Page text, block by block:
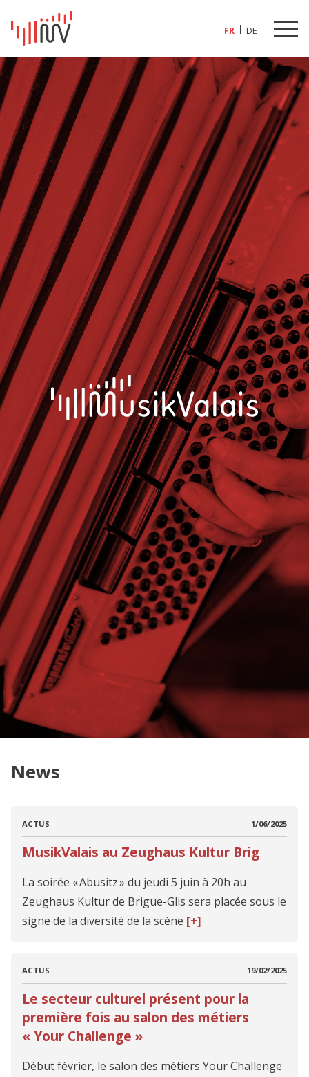
FR DE
News
ACTUS 1/06/2025
MusikValais au Zeughaus Kultur Brig
La soirée « Abusitz » du jeudi 5 juin à 20h au
Zeughaus Kultur de Brigue-Glis sera placée sous le
signe de la diversité de la scène [+]
ACTUS 19/02/2025
Le secteur culturel présent pour la
première fois au salon des métiers
« Your Challenge »
Début février, le salon des métiers Your Challenge